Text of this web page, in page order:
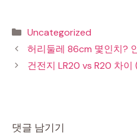
카
테
고
리
Uncategorized
허리둘레 86cm 몇인치?
건전지 LR20 vs R20 차
댓글 남기기